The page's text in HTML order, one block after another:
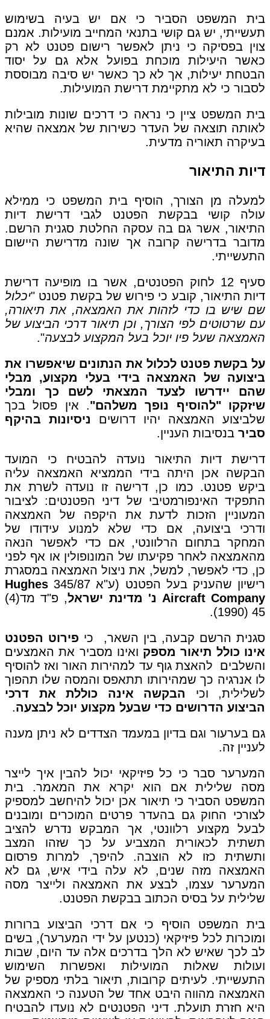
בית המשפט הסביר כי אם יש בעיה בשימוש
תעשייתי, יש גם קושי בתנאי המחייב מועילות. אמנם
צוין בפסיקה כי ניתן לאפשר רישום פטנט לא רק
כאשר היעילות מוכחת בפועל אלא גם על יסוד
הבטחת יעילות, אך לא כך כאשר יש סיבה מבוססת
לסבור כי לא מתקיימת דרישת המועילות.
בית המשפט ציין כי נראה כי דרכים שונות מובילות
לאותה תוצאה של העדר כשירות של אמצאה שהיא
בעיקרה תאוריה מדעית.
דיות התיאור
למעלה מן הצורך, הוסיף בית המשפט כי ממילא
עולה קושי בבקשת הפטנט לגבי דרישת דיות
התיאור, אשר גם בה עסקה החלטת סגנית הרשם.
מדובר בדרישה קרובה אך שונה מדרישת היישום
התעשייתי.
סעיף 12 לחוק הפטנטים, אשר בו מופיעה דרישת
דיות התיאור, קובע כי פירוש של בקשת פטנט "יכלול
שם שיש בו כדי לזהות את האמצאה, את תיאורה,
עם שרטוטים לפי הצורך, וכן תיאור דרכי הביצוע של
האמצאה שעל פיו יוכל בעל המקצוע לבצעה".
על בקשת פטנט לכלול את הנתונים שיאפשרו את
ביצועה של האמצאה בידי בעלי מקצוע, מבלי
שהם יידרשו לצעד המצאתי לשם כך ומבלי
שיזקקו "להוסיף נופך משלהם". אין פסול בכך
שלביצוע האמצאה יהיו דרושים ניסיונות בהיקף
סביר בנסיבות העניין.
דרישת דיות התיאור נועדה להבטיח כי המועד
הבקשה אכן היתה בידי הממציא האמצאה עליה
ביקש פטנט. כמו כן, דרישה זו נועדה לשרת את
התפקיד האינפורמטיבי של דיני הפטנטים: לציבור
המעוניין הזכות לדעת את היקפה של האמצאה
ודרכי ביצועה, אם כדי שלא למנוע עידודו של
המחקר בתחום הרלוונטי, אם כדי לאפשר הנאה
מהאמצאה לאחר פקיעתו של המונופולין או אף לפני
כן, כדי לאפשר, למשל, את ניצול האמצאה במסגרת
רישיון שהעניק בעל הפטנט (ע"א 345/87
Hughes
Aircraft Company נ' מדינת ישראל
, פ"ד מד(4)
45 (1990).
סגנית הרשם קבעה, בין השאר, כי פירוט הפטנט
אינו כולל תיאור מספק ואינו מסביר את האמצעים
והשלבים להאצת גוף עד למהירות האור ואז להוסיף
לו אנרגיה כך שמהירותו תתאפס והמסה שלו תהפוך
לשלילית, וכי הבקשה אינה כוללת את דרכי
הביצוע הדרושים כדי שבעל מקצוע יוכל לבצעה.
גם בערעור וגם בדיון במעמד הצדדים לא ניתן מענה
לעניין זה.
המערער סבר כי כל פיזיקאי יכול להבין איך לייצר
מסה שלילית אם הוא יקרא את המאמר. בית
המשפט הסביר כי תיאור אכן יכול להיחשב למספיק
לצורכי החוק גם בהעדר פרטים המוכרים ומובנים
לבעל מקצוע רלוונטי, אך המבקש נדרש להציב
תשתית לכאורית המצביע על כך שזהו המצב
ותשתית כזו לא הוצבה. להיפך, למרות פרסום
האמצאה מזה שנים, לא עלה בידי איש, גם לא
המערער עצמו, לבצע את האמצאה ולייצר מסה
שלילית על בסיס הכתוב בבקשת הפטנט.
בית המשפט הוסיף כי אם דרכי הביצוע ברורות
ומוכרות לכל פיזיקאי (כנטען על ידי המערער), בשים
לב לכך שאיש לא הלך בדרכים אלה עד היום, שבות
ועולות שאלות המועילות ואפשרות השימוש
התעשייתי. לעיתים קרובות, תיאור בלתי מספיק של
האמצאה מהווה היבט אחד של הטענה כי האמצאה
היא חזרת תועלת. דיני הפטנטים לא נועדו להבטיח